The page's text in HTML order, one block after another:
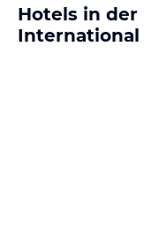
Hotels in der
International